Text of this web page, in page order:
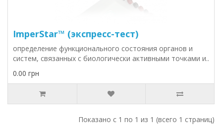
ImperStar™ (экспресс-тест)
определение функционального состояния органов и
систем, связанных с биологически активными точками и..
0.00 грн
Показано с 1 по 1 из 1 (всего 1 страниц)